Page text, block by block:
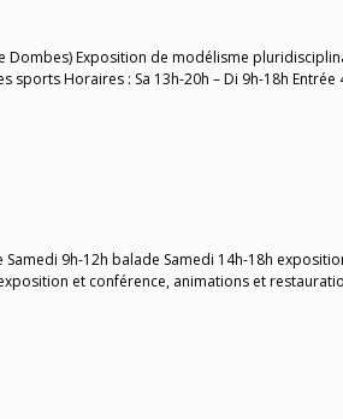
Dombes) Exposition de modélisme
sports Horaires : Sa 13h-20h – Di 9h-18h Entrée
9h-12h balade Samedi 14h-18h
et conférence, animations et